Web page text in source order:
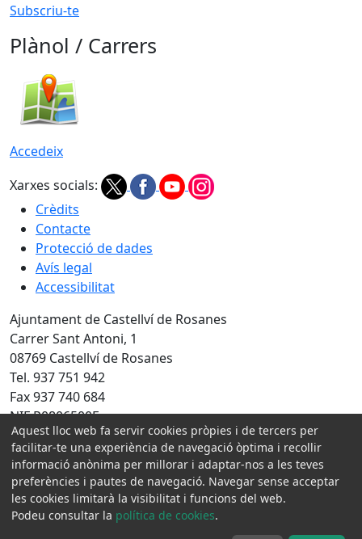
Subscriu-te
Plànol / Carrers
Accedeix
Xarxes socials:
Crèdits
Contacte
Protecció de dades
Avís legal
Accessibilitat
Ajuntament de Castellví de Rosanes
Carrer Sant Antoni, 1
08769 Castellví de Rosanes
Tel. 937 751 942
Fax 937 740 684
NIF P0806500E
Amb la col·laboració de:
Aquest lloc web fa servir cookies pròpies i de tercers per
facilitar-te una experiència de navegació òptima i recollir
informació anònima per millorar i adaptar-nos a les teves
preferències i pautes de navegació. Navegar sense acceptar
les cookies limitarà la visibilitat i funcions del web.
Podeu consultar la política de cookies.